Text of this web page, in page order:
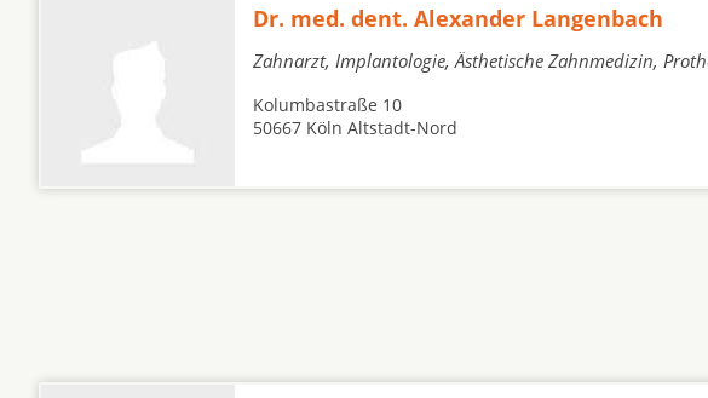
Dr. med. dent. Alexander Langenbach
Zahnarzt, Implantologie, Ästhetische Zahnmedizin,
Kolumbastraße 10
50667 Köln Altstadt-Nord